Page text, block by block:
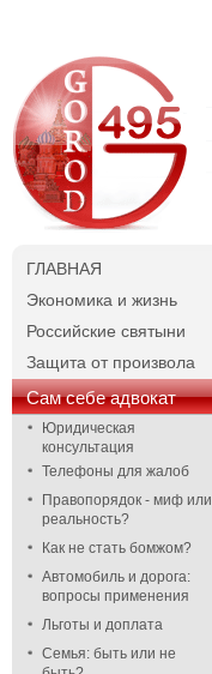
ГЛАВНАЯ
Экономика и жизнь
Российские святыни
Защита от произвола
Сам себе адвокат
Юридическая
консультация
Телефоны для жалоб
Правопорядок - миф или
реальность?
Как не стать бомжом?
Автомобиль и дорога:
вопросы применения
Льготы и доплата
Семья: быть или не